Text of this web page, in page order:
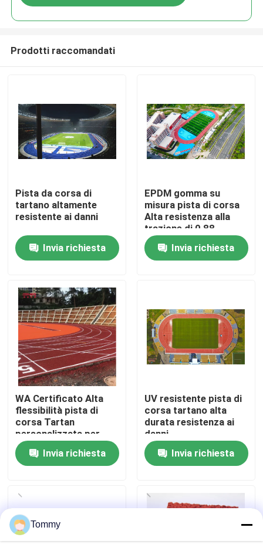
Casa.
Prodotti
Video
Chi Siamo
Visita alla fabbrica
Controllo di qualità
Contattaci
Casi
Chiedi un preventivo
Prodotti raccomandati
Pista da corsa di
tartano altamente
resistente ai danni
Invia richiesta
EPDM gomma su
misura pista di corsa
Alta resistenza alla
trazione di 0,88
N/Mm2
Invia richiesta
WA Certificato Alta
flessibilità pista di
corsa Tartan
personalizzata per
progetti
Invia richiesta
UV resistente pista di
corsa tartano alta
durata resistenza ai
danni
Invia richiesta
Tommy